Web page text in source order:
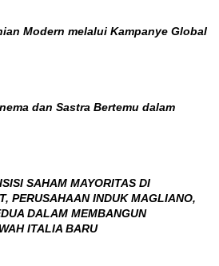
Modern melalui Kampanye Global
dan Sastra Bertemu dalam
SAHAM MAYORITAS DI
PERUSAHAAN INDUK MAGLIANO,
DALAM MEMBANGUN
ITALIA BARU